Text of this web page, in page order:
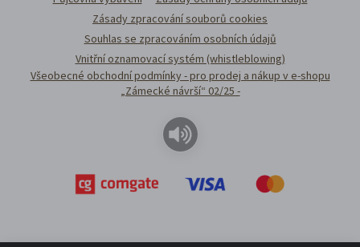
Zásady zpracování souborů cookies
Souhlas se zpracováním osobních údajů
Vnitřní oznamovací systém (whistleblowing)
Všeobecné obchodní podmínky - pro prodej a nákup v e-shopu
„Zámecké návrší“ 02/25 -